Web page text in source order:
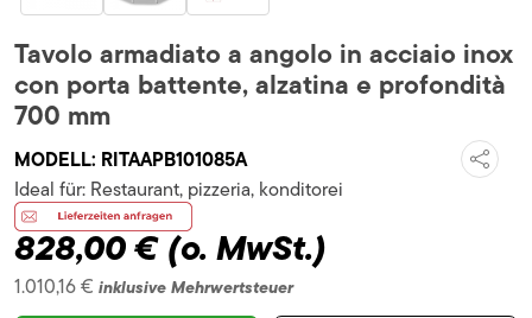
Tavolo armadiato a angolo in acciaio inox
con porta battente, alzatina e profondità
700 mm
MODELL: RITAAPB101085A
828,00 €(o. MwSt.)
1.010,16 € inklusive Mehrwertsteuer
Ideal für: Restaurant, pizzeria, konditorei